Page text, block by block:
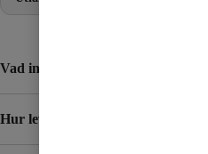
Vad ingår i abonnemangen?
Hur levereras SIM-kortet?